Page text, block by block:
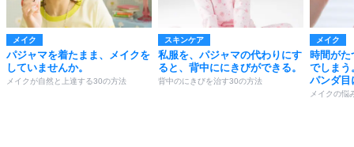
メイク
パジャマを着たまま、メイクを
していませんか。
メイクが自然と上達する30の方法
スキンケア
私服を、パジャマの代わりにす
ると、背中ににきびができる。
背中のにきびを治す30の方法
メイク
時間がた
でしまう
パンダ目
メイクの悩